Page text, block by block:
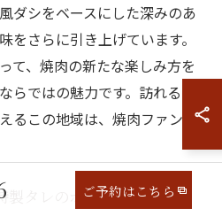
ダシをベースにした深みのあ
をさらに引き上げています。
て、焼肉の新たな楽しみ方を
ではの魅力です。訪れるた
るこの地域は、焼肉ファンに
製タレのポイントご予約はこちら